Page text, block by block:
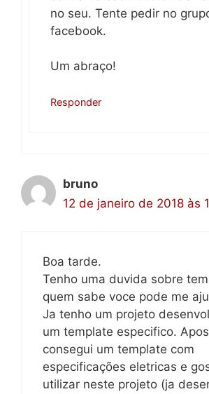
no seu. Tente pedir no
facebook.
Um abraço!
Responder
bruno
12 de janeiro de 2018 às
Boa tarde.
Tenho uma duvida sobre
quem sabe voce pode me
Ja tenho um projeto
um template especifico.
consegui um template com
especificações eletricas e
utilizar neste projeto (ja